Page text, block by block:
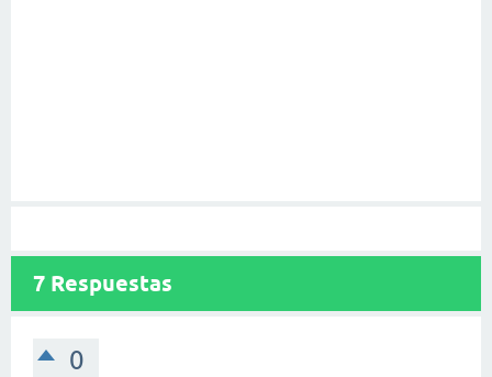
7 Respuestas
0